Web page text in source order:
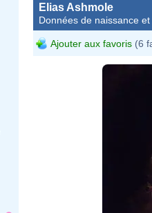
Elias Ashmole
Données de naissance
Ajouter aux favoris (6